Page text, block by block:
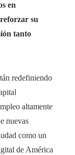
en
su
tanto
redefiniendo
altamente
nuevas
como un
de América